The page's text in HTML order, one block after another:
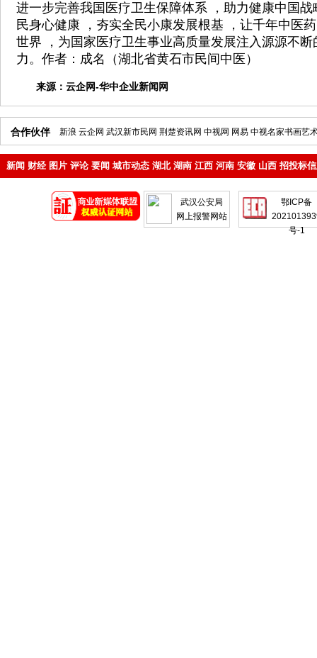
进一步完善我国医疗卫生保障体系 ，助力健康中国
民身心健康 ，夯实全民小康发展根基 ，让千年中医
世界 ，为国家医疗卫生事业高质量发展注入源源不
力。作者：成名（湖北省黄石市民间中医）
来源： 云企网-华中企业新闻网
合作伙伴 新浪 云企网 武汉新市民网 荆楚资讯网 中视网 网易 中视名家书画艺
新闻 财经 图片 评论 要闻 城市动态 湖北 湖南 江西 河南 安徽 山西 招投标
武汉公安局
网上报警网站
鄂ICP备
号-1